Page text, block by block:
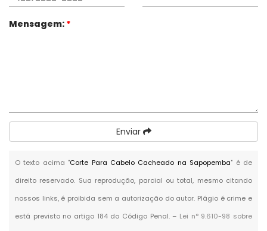
Mensagem: *
Enviar
O texto acima "Corte Para Cabelo Cacheado na Sapopemba" é de
direito reservado. Sua reprodução, parcial ou total, mesmo citando
nossos links, é proibida sem a autorização do autor. Plágio é crime e
está previsto no artigo 184 do Código Penal. – Lei n° 9.610-98 sobre